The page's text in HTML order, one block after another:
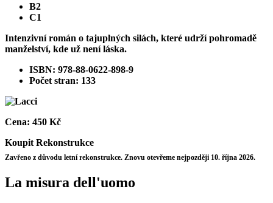
B2
C1
Intenzivní román o tajuplných silách, které udrží pohromadě
manželství, kde už není láska.
ISBN: 978-88-0622-898-9
Počet stran: 133
Cena: 450 Kč
Koupit Rekonstrukce
Zavřeno z důvodu letní rekonstrukce. Znovu otevřeme nejpozději 10. října 2026.
La misura dell'uomo